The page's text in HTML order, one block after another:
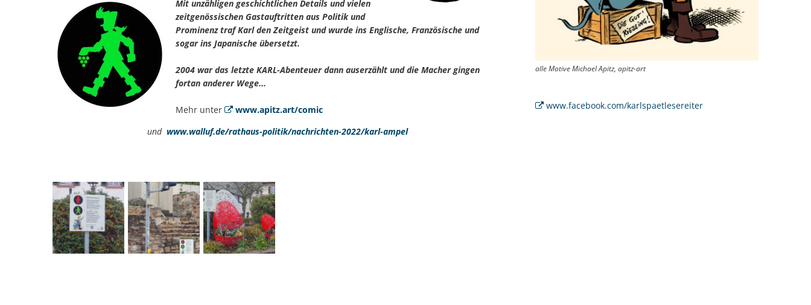
Mit unzähligen geschichtlichen Details und vielen
zeitgenössischen Gastauftritten aus Politik und
Prominenz traf Karl den Zeitgeist und wurde ins Englische, Französische und
sogar ins Japanische übersetzt.
2004 war das letzte KARL-Abenteuer dann auserzählt und die Macher gingen
fortan anderer Wege...
Mehr unter
www.apitz.art/comic
und www.walluf.de/rathaus-politik/nachrichten-2022/karl-ampel
alle Motive Michael Apitz, apitz-art
www.facebook.com/karlspaetlesereiter